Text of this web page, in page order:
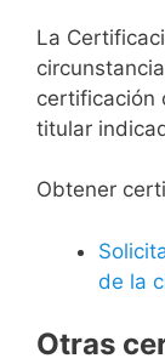
La
certificación
titular
Obtener
de la
Otras